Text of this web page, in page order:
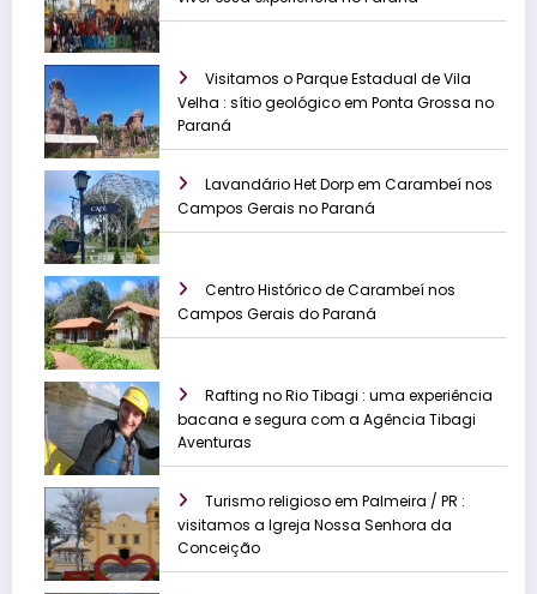
Visitamos o Parque Estadual de Vila
Velha : sítio geológico em Ponta Grossa no
Paraná
Lavandário Het Dorp em Carambeí nos
Campos Gerais no Paraná
Centro Histórico de Carambeí nos
Campos Gerais do Paraná
Rafting no Rio Tibagi : uma experiência
bacana e segura com a Agência Tibagi
Aventuras
Turismo religioso em Palmeira / PR :
visitamos a Igreja Nossa Senhora da
Conceição